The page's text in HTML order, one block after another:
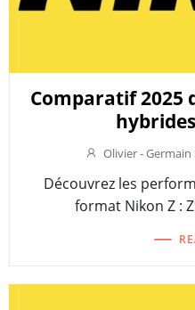
Comparatif 2025
Olivier -
Découvrez les
format Nikon Z :